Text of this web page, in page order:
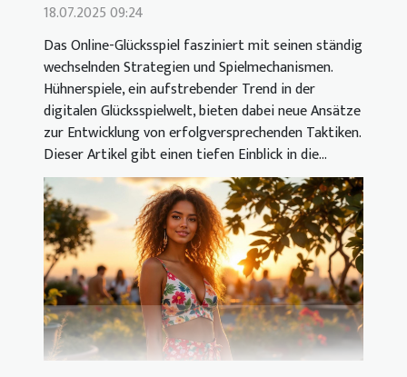
18.07.2025 09:24
Das Online-Glücksspiel fasziniert mit seinen ständig
wechselnden Strategien und Spielmechanismen.
Hühnerspiele, ein aufstrebender Trend in der
digitalen Glücksspielwelt, bieten dabei neue Ansätze
zur Entwicklung von erfolgversprechenden Taktiken.
Dieser Artikel gibt einen tiefen Einblick in die...